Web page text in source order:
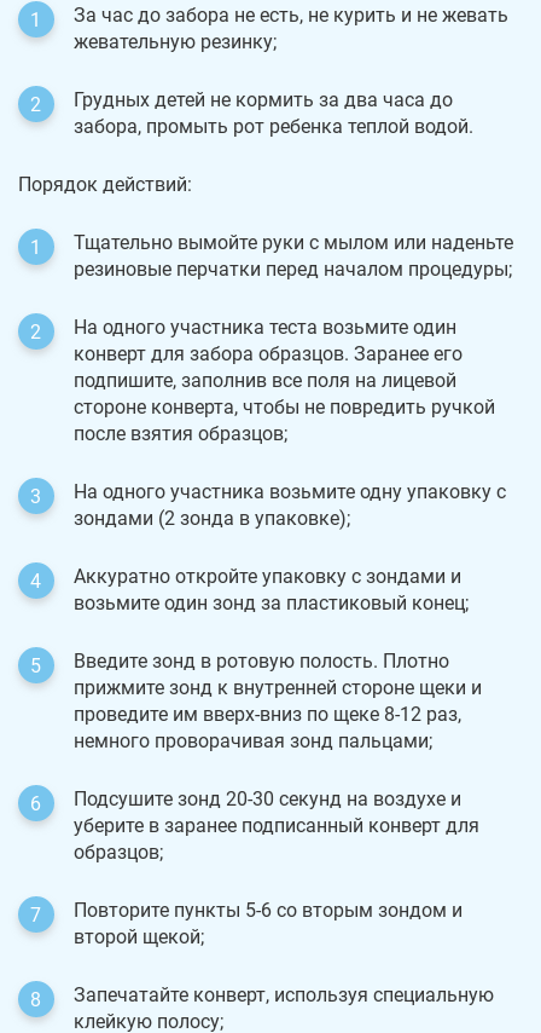
За час до забора не есть, не курить и не жевать
жевательную резинку;
Грудных детей не кормить за два часа до
забора, промыть рот ребенка теплой водой.
Порядок действий:
Тщательно вымойте руки с мылом или наденьте
резиновые перчатки перед началом процедуры;
На одного участника теста возьмите один
конверт для забора образцов. Заранее его
подпишите, заполнив все поля на лицевой
стороне конверта, чтобы не повредить ручкой
после взятия образцов;
На одного участника возьмите одну упаковку с
зондами (2 зонда в упаковке);
Аккуратно откройте упаковку с зондами и
возьмите один зонд за пластиковый конец;
Введите зонд в ротовую полость. Плотно
прижмите зонд к внутренней стороне щеки и
проведите им вверх-вниз по щеке 8-12 раз,
немного проворачивая зонд пальцами;
Подсушите зонд 20-30 секунд на воздухе и
уберите в заранее подписанный конверт для
образцов;
Повторите пункты 5-6 со вторым зондом и
второй щекой;
Запечатайте конверт, используя специальную
клейкую полосу;